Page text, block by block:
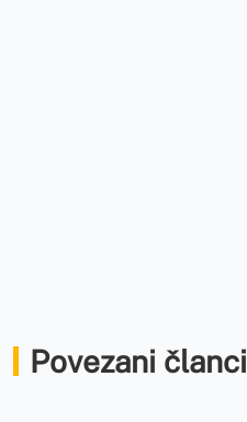
Povezani članci